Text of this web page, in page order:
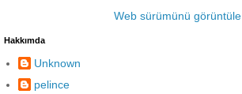
Web sürümünü görüntüle
Hakkımda
Unknown
pelince